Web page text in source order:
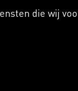
die wij